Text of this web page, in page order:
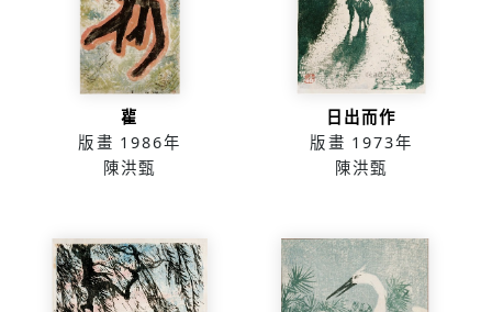
雚
版畫 1986年
陳洪甄
日出而作
版畫 1973年
陳洪甄